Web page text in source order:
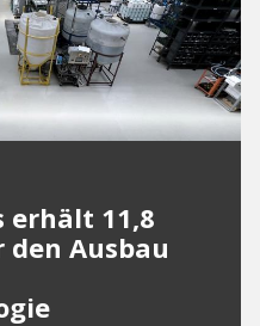
erhält 11,8
Ausbau